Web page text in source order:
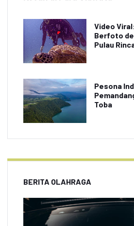
Video
Berfoto
Pulau
Pesona
Toba
BERITA OLAHRAGA